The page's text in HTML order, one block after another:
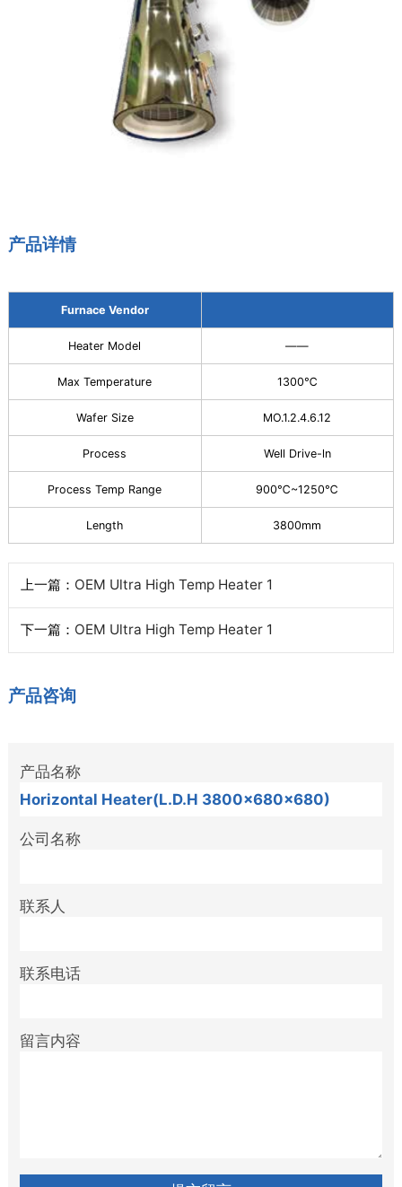
产品详情
Furnace Vendor
Heater Model ——
Max Temperature 1300℃
Wafer Size MO.1.2.4.6.12
Process Well Drive-ln
Process Temp Range 900℃~1250℃
Length 3800mm
上一篇： OEM Ultra High Temp Heater 1
下一篇： OEM Ultra High Temp Heater 1
产品咨询
产品名称
公司名称
联系人
联系电话
留言内容